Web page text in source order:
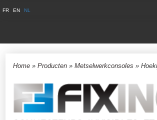
FR EN NL
Home »Producten »Metselwerkconsoles »